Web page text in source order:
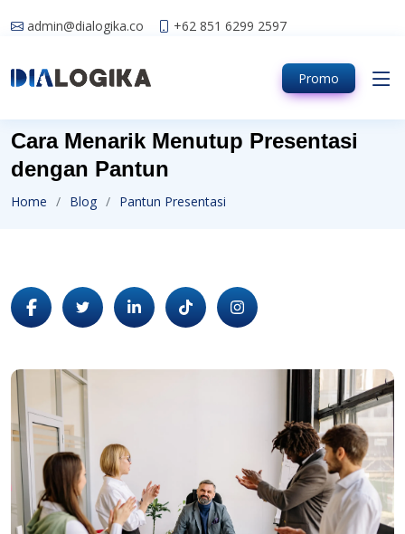
admin@dialogika.co +62 851 6299 2597
Promo
Cara Menarik Menutup Presentasi
dengan Pantun
Home Blog Pantun Presentasi